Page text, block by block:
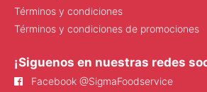
Términos y condiciones
Términos y condiciones de promociones
¡Siguenos en nuestras redes
Facebook @SigmaFoodservice